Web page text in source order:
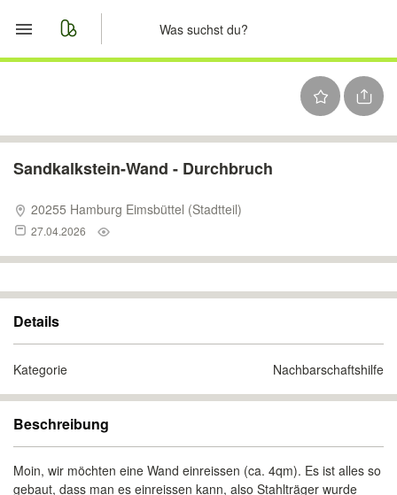
Nachrichten
Anzeige aufgeben
Sandkalkstein-Wand - Durchbruch
20255 Hamburg Eimsbüttel (Stadtteil)
27.04.2026
Details
Kategorie Nachbarschaftshilfe
Beschreibung
Moin, wir möchten eine Wand einreissen (ca. 4qm). Es ist alles so
gebaut, dass man es einreissen kann, also Stahlträger wurde